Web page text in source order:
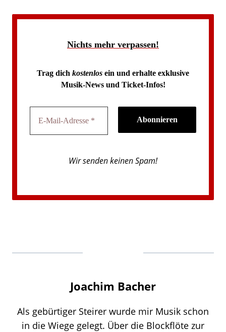
Nichts mehr verpassen!
Trag dich kostenlos ein und erhalte exklusive
Musik-News und Ticket-Infos!
Wir senden keinen Spam!
Joachim Bacher
Als gebürtiger Steirer wurde mir Musik schon
in die Wiege gelegt. Über die Blockflöte zur